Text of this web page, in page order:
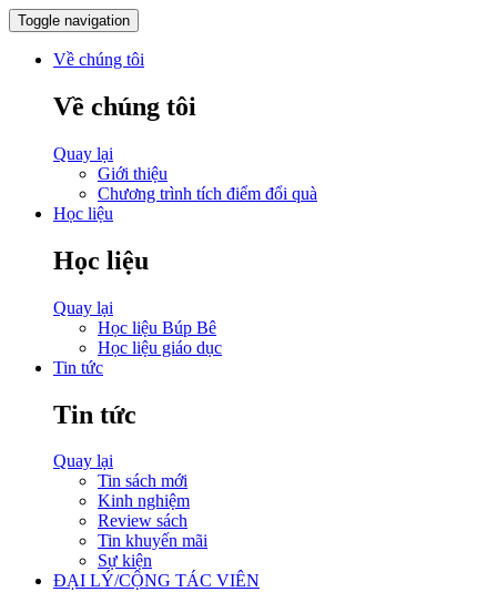
Toggle navigation
Về chúng tôi
Về chúng tôi
Quay lại
Giới thiệu
Chương trình tích điểm đổi quà
Học liệu
Học liệu
Quay lại
Học liệu Búp Bê
Học liệu giáo dục
Tin tức
Tin tức
Quay lại
Tin sách mới
Kinh nghiệm
Review sách
Tin khuyến mãi
Sự kiện
ĐẠI LÝ/CỘNG TÁC VIÊN